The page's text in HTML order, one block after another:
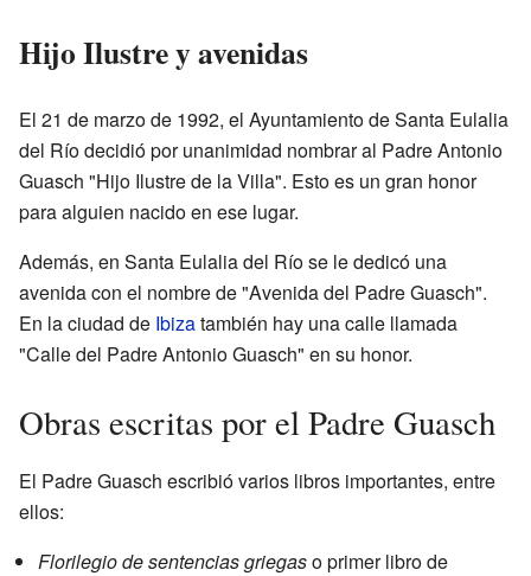
Hijo Ilustre y avenidas
El 21 de marzo de 1992, el Ayuntamiento de Santa Eulalia
del Río decidió por unanimidad nombrar al Padre Antonio
Guasch "Hijo Ilustre de la Villa". Esto es un gran honor
para alguien nacido en ese lugar.
Además, en Santa Eulalia del Río se le dedicó una
avenida con el nombre de "Avenida del Padre Guasch".
En la ciudad de Ibizatambién hay una calle llamada
"Calle del Padre Antonio Guasch" en su honor.
Obras escritas por el Padre Guasch
El Padre Guasch escribió varios libros importantes, entre
ellos:
Florilegio de sentencias griegaso primer libro de